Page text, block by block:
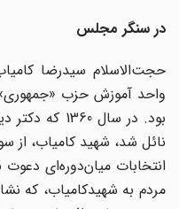
در سنگر مجلس
حجت‌الاسلام ‌سیدرضا کامیاب
واحد آموزش حزب «جمهوری»
نائل شد، شهید کامیاب، از
انتخابات میان‌دوره‌ای دعوت
مردم به شهیدکامیاب، که